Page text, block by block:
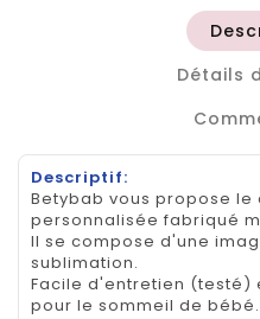
Détails
Descriptif:
Betybab vous propose le
personnalisée fabriqué
Il se compose d'une
sublimation.
Facile d'entretien (testé)
pour le sommeil de bébé.